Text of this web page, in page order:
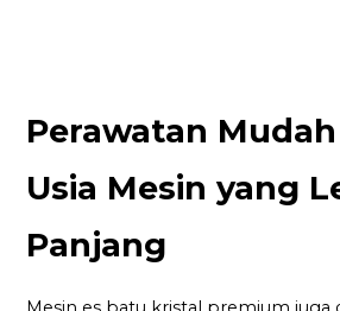
Perawatan
Usia Mesin yang
Panjang